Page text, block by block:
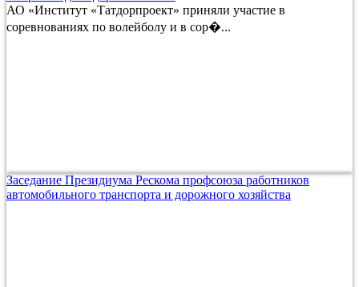
АО «Институт «Татдорпроект» приняли участие в
соревнованиях по волейболу и в сор�...
Заседание Президиума Рескома профсоюза работников
автомобильного транспорта и дорожного хозяйства